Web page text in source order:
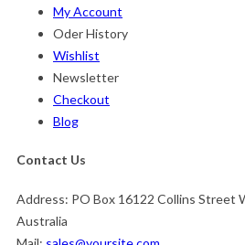
My Account
Oder History
Wishlist
Newsletter
Checkout
Blog
Contact Us
Address: PO Box 16122 Collins Street
Australia